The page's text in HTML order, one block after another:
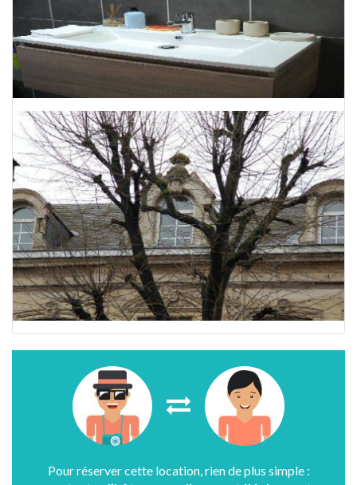
Pour réserver cette location, rien de plus simple :